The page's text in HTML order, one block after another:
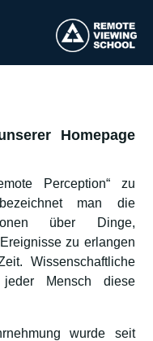
Homepage
Perception“ zu
bezeichnet man die
über Dinge,
zu erlangen
Wissenschaftliche
jeder Mensch diese
wurde seit